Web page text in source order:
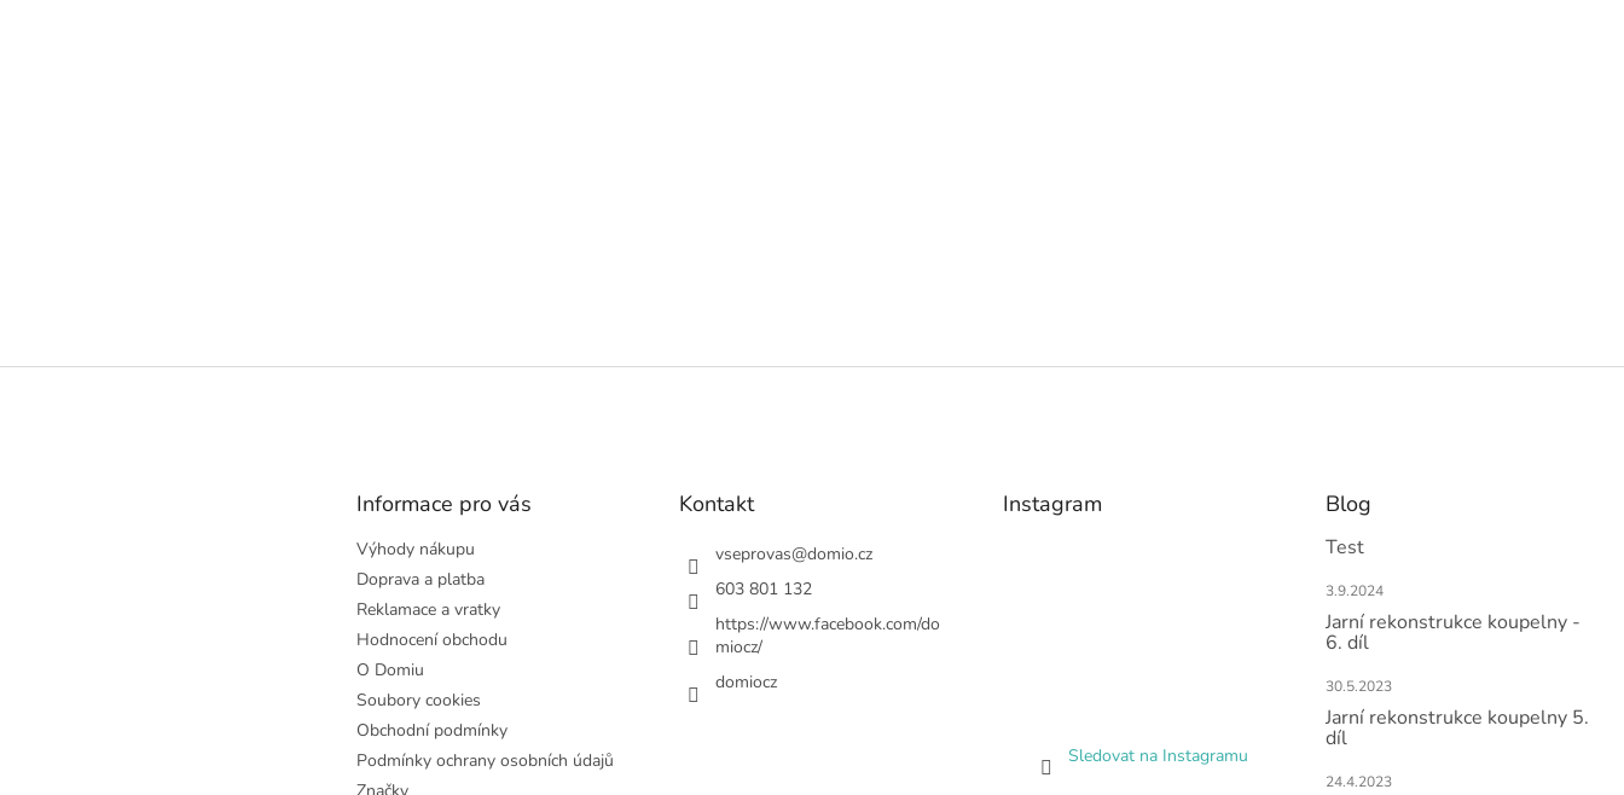
Z
Informace pro vás
Výhody nákupu
Doprava a platba
Reklamace a vratky
Hodnocení obchodu
O Domiu
Soubory cookies
Obchodní podmínky
Podmínky ochrany osobních údajů
Kontakt
vseprovas@domio.cz
603 801 132
https://www.facebook.com/do
miocz/
domiocz
Instagram
Sledovat na Instagramu
Blog
Test
3.9.2024
Jarní rekonstrukce koupelny -
6. díl
30.5.2023
Jarní rekonstrukce koupelny 5.
díl
24.4.2023